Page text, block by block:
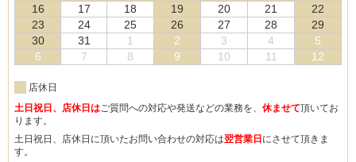
16
17 18 19 20 21
22
23
24 25 26 27 28
29
30
31 1 2 3 4
5
6
7 8 9 10 11 12
店休日
土日祝日、店休日はご質問への対応や発送などの業務を、 休ませて頂いてお
ります。
土日祝日、店休日に頂いたお問い合わせの対応は翌営業日にさせて頂きま
す。